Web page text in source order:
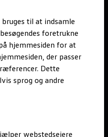
til at indsamle
foretrukne
hjemmesiden for at
der passer
Dette
sprog og andre
webstedsejere